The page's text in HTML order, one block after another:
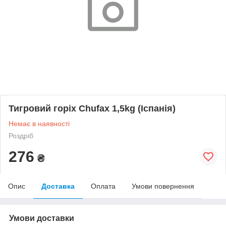
Тигровий горіх Chufaх 1,5kg (Іспанія)
Немає в наявності
Роздріб
276 ₴
Опис Доставка Оплата Умови повернення
Умови доставки